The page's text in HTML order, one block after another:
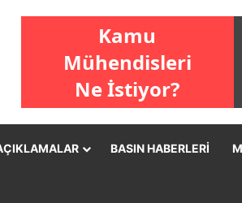
BASIN HABERLERI